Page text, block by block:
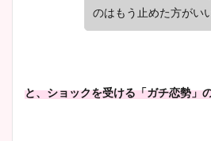
のはもう止めた方がい
と、ショックを受ける「ガチ恋勢」